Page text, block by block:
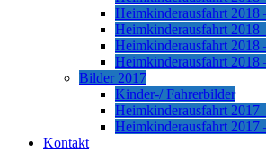
Heimkinderausfahrt 2018
Heimkinderausfahrt
Heimkinderausfahrt
Heimkinderausfahrt
Bilder 2017
Kinder-/ Fahrerbilder
Heimkinderausfahrt 2017
Heimkinderausfahrt
Kontakt